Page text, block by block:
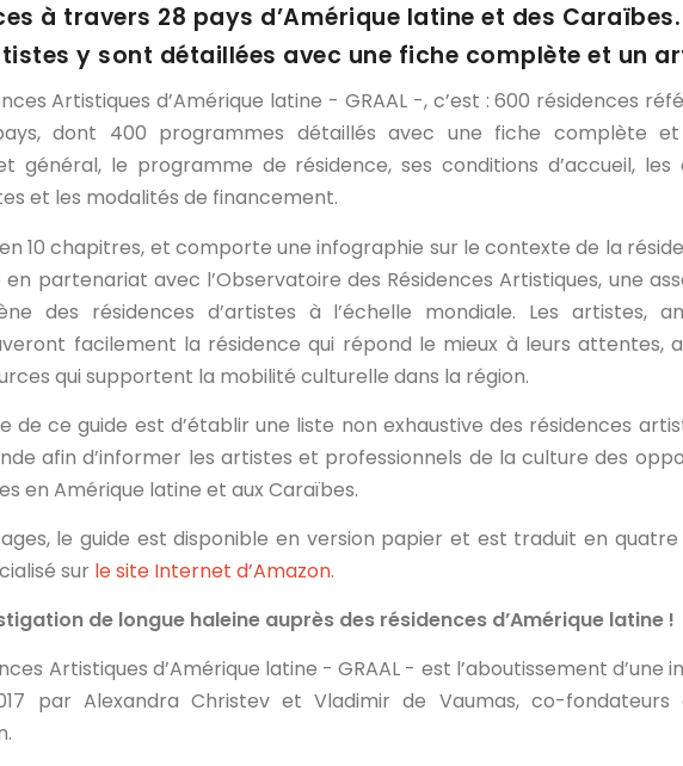
à travers 28 pays d’Amérique latine et des
y sont détaillées avec une fiche complète et un
Artistiques d’Amérique latine - GRAAL -, c’est : 600 résidences
dont 400 programmes détaillés avec une fiche complète
général, le programme de résidence, ses conditions d’accueil, les
et les modalités de financement.
en 10 chapitres, et comporte une infographie sur le contexte de la
partenariat avec l’Observatoire des Résidences Artistiques, une
des résidences d’artistes à l’échelle mondiale. Les artistes,
facilement la résidence qui répond le mieux à leurs attentes,
qui supportent la mobilité culturelle dans la région.
de ce guide est d’établir une liste non exhaustive des résidences
afin d’informer les artistes et professionnels de la culture des
en Amérique latine et aux Caraïbes.
le guide est disponible en version papier et est traduit en quatre
sur le site Internet d’Amazon.
de longue haleine auprès des résidences d’Amérique latine !
Artistiques d’Amérique latine - GRAAL - est l’aboutissement d’une
par Alexandra Christev et Vladimir de Vaumas, co-fondateurs